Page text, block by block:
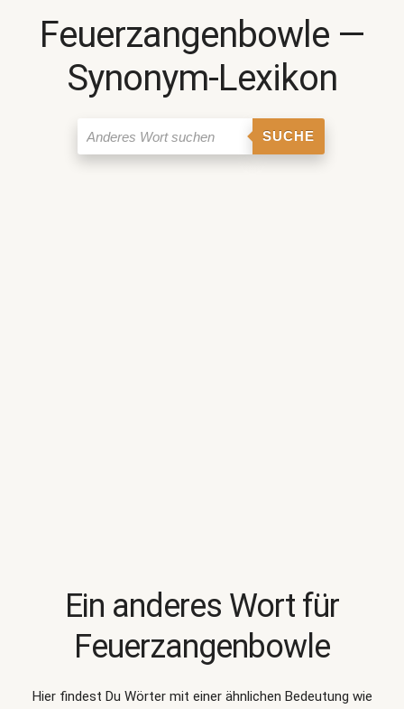
Feuerzangenbowle ―
Synonym-Lexikon
SUCHE
Ein anderes Wort für
Feuerzangenbowle
Hier findest Du Wörter mit einer ähnlichen Bedeutung wie